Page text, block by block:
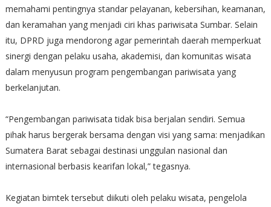
memahami pentingnya standar pelayanan, kebersihan, keamanan,
dan keramahan yang menjadi ciri khas pariwisata Sumbar. Selain
itu, DPRD juga mendorong agar pemerintah daerah memperkuat
sinergi dengan pelaku usaha, akademisi, dan komunitas wisata
dalam menyusun program pengembangan pariwisata yang
berkelanjutan.
“Pengembangan pariwisata tidak bisa berjalan sendiri. Semua
pihak harus bergerak bersama dengan visi yang sama: menjadikan
Sumatera Barat sebagai destinasi unggulan nasional dan
internasional berbasis kearifan lokal,” tegasnya.
Kegiatan bimtek tersebut diikuti oleh pelaku wisata, pengelola